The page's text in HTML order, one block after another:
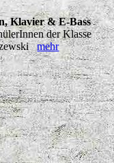
Klavier & E-Bass
der Klasse
mehr